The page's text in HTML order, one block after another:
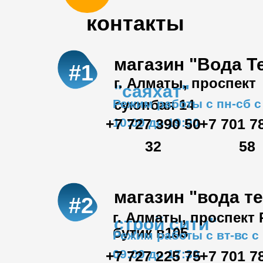
контакты
магазин "Вода
"саяхат"
#1
г. Алматы, проспект
суюнбая 14
магазин "вода
строй сити"
г. Алматы, проспект
бутик в105
Режим работы с пн-сб с
10:00 до 19:00
Режим работы с вт-вс с
09:00 до 17:30
+7 701
58
+7 727 390 50
32
+7 701
+7 727 225 75
#2